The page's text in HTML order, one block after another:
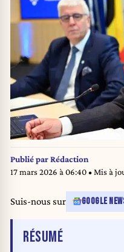
Publié parRédaction
17 mars 2026 à 06:40• Mis à
Suis-nous sur GOOGLE
RÉSUMÉDE L'ARTICLE